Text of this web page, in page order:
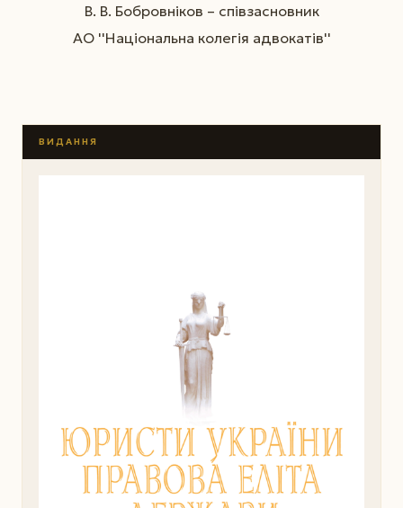
В. В. Бобровніков – співзасновник
АО ''Національна колегія адвокатів''
ВИДАННЯ